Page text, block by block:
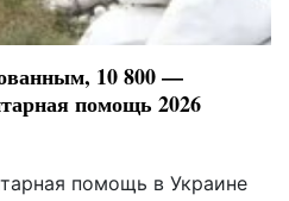
10 800 —
помощь 2026
помощь в Украине